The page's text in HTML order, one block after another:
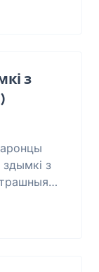
з
з
сэрца і